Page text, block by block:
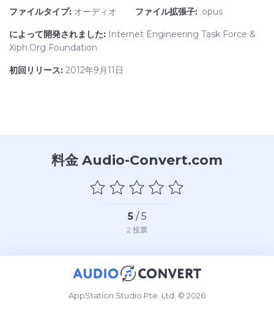
ファイルタイプ: オーディオ ファイル拡張子: .opus
によって開発されました: Internet Engineering Task Force &
Xiph.Org Foundation
初回リリース: 2012年9月11日
料金 Audio-Convert.com
5/ 5
2 投票
AppStation Studio Pte. Ltd. © 2026